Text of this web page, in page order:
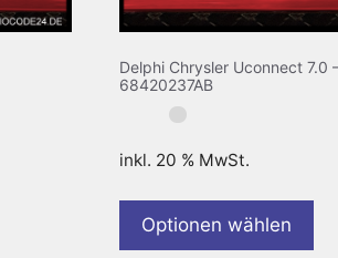
Delphi Chrysler Uconnect 7.0
68420237AB
inkl. 20 % MwSt.
Optionen wählen